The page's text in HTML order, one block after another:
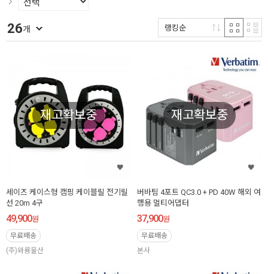
26개 랭킹순
재고확보중
세이즈 케이스형 캠핑 케이블릴 전기릴
선 20m 4구
49,900원
무료배송
(주)와룡물산
재고확보중
버바팀 4포트 QC3.0 + PD 40W 해외 여
행용 멀티어댑터
37,900원
무료배송
본사